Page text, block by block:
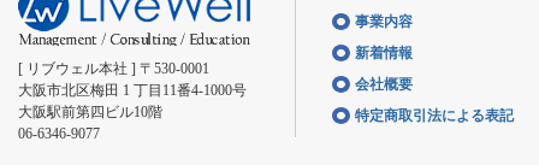
[ リブウェル本社 ] 〒530-0001
大阪市北区梅田 1 丁目11番4-1000号
大阪駅前第四ビル10階
06-6346-9077
事業内容
新着情報
会社概要
特定商取引法による表記